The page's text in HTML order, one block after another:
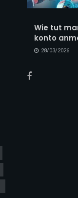
Wie tut
konto
28/03/2026